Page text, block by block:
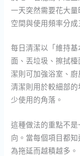
一天突然需要花大
空間與使用頻率分
每日清潔以「維持
面、丟垃圾、擦拭
潔則可加強浴室、
清潔則用於較細部
少使用的角落。
這種做法的重點不
向。當每個項目都
為拖延而越積越多。